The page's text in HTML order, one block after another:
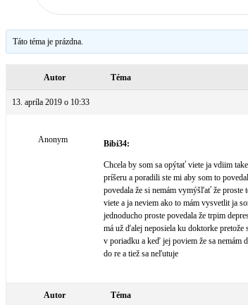
Táto téma je prázdna.
Autor Téma
13. apríla 2019 o 10:33
Anonym Bibi34:
Chcela by som sa opýtať viete ja vdiim
príšeru a poradili ste mi aby som to
povedala že si nemám vymýšľať že proste
viete a ja neviem ako to mám vysvetlit ja
jednoducho proste povedala že trpim
má už ďalej neposiela ku doktorke pretože
v poriadku a keď jej poviem že sa nemám
do re a tiež sa neľutuje
Autor Téma